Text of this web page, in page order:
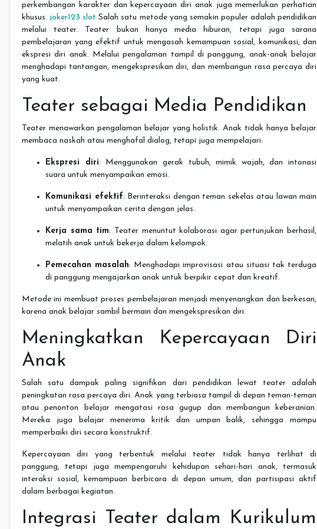
perkembangan karakter dan kepercayaan diri anak juga memerlukan perhatian
khusus. joker123 slot Salah satu metode yang semakin populer adalah pendidikan
melalui teater. Teater bukan hanya media hiburan, tetapi juga sarana
pembelajaran yang efektif untuk mengasah kemampuan sosial, komunikasi, dan
ekspresi diri anak. Melalui pengalaman tampil di panggung, anak-anak belajar
menghadapi tantangan, mengekspresikan diri, dan membangun rasa percaya diri
yang kuat.
Teater sebagai Media Pendidikan
Teater menawarkan pengalaman belajar yang holistik. Anak tidak hanya belajar
membaca naskah atau menghafal dialog, tetapi juga mempelajari:
Ekspresi diri: Menggunakan gerak tubuh, mimik wajah, dan intonasi
suara untuk menyampaikan emosi.
Komunikasi efektif: Berinteraksi dengan teman sekelas atau lawan main
untuk menyampaikan cerita dengan jelas.
Kerja sama tim: Teater menuntut kolaborasi agar pertunjukan berhasil,
melatih anak untuk bekerja dalam kelompok.
Pemecahan masalah: Menghadapi improvisasi atau situasi tak terduga
di panggung mengajarkan anak untuk berpikir cepat dan kreatif.
Metode ini membuat proses pembelajaran menjadi menyenangkan dan berkesan,
karena anak belajar sambil bermain dan mengekspresikan diri.
Meningkatkan Kepercayaan Diri
Anak
Salah satu dampak paling signifikan dari pendidikan lewat teater adalah
peningkatan rasa percaya diri. Anak yang terbiasa tampil di depan teman-teman
atau penonton belajar mengatasi rasa gugup dan membangun keberanian.
Mereka juga belajar menerima kritik dan umpan balik, sehingga mampu
memperbaiki diri secara konstruktif.
Kepercayaan diri yang terbentuk melalui teater tidak hanya terlihat di
panggung, tetapi juga mempengaruhi kehidupan sehari-hari anak, termasuk
interaksi sosial, kemampuan berbicara di depan umum, dan partisipasi aktif
dalam berbagai kegiatan.
Integrasi Teater dalam Kurikulum